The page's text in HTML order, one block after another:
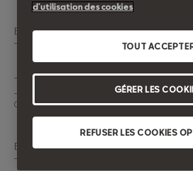
Email*
Téléphone*
Ce champ doit contenir 10 chiffres
Envisagez-vous de faire financer
d’utilisation des cookies
REFUSER LES COOKIES
TOUT
GÉRER LES